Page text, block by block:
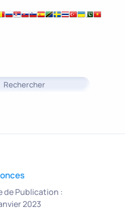
de Publication :
2023